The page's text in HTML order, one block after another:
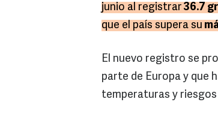
junio al registrar 36.7
que el país supera su
El nuevo registro se
parte de Europa y que
temperaturas y riesgos